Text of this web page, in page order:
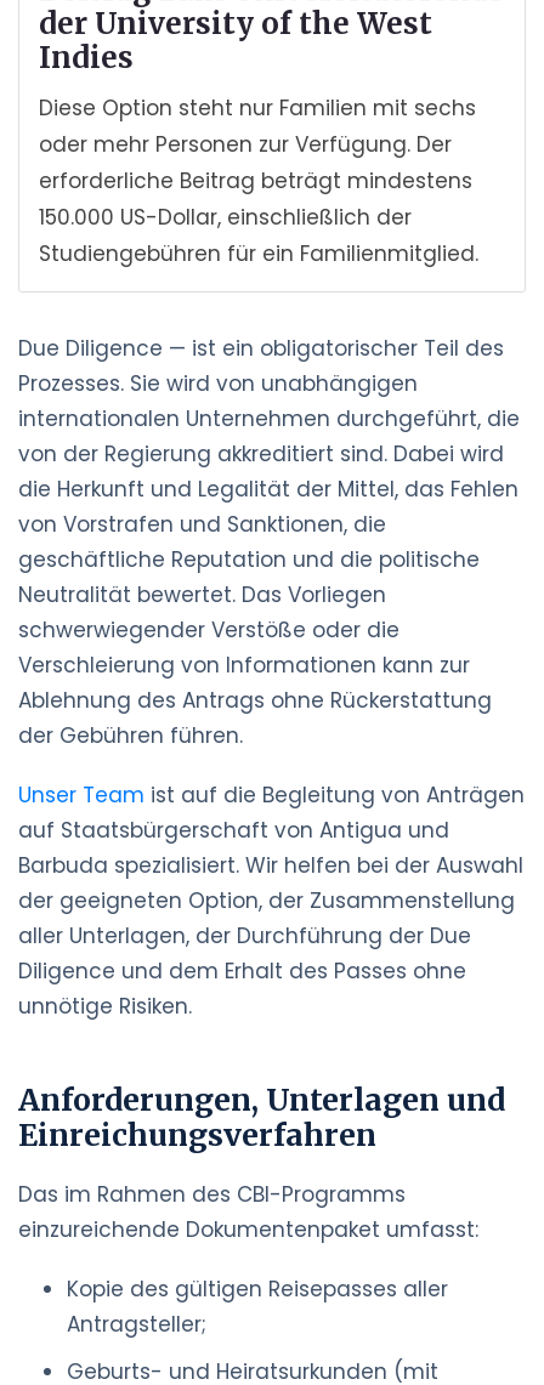
der University of the West
Indies
Diese Option steht nur Familien mit sechs
oder mehr Personen zur Verfügung. Der
erforderliche Beitrag beträgt mindestens
150.000 US-Dollar, einschließlich der
Studiengebühren für ein Familienmitglied.
Due Diligence — ist ein obligatorischer Teil des
Prozesses. Sie wird von unabhängigen
internationalen Unternehmen durchgeführt, die
von der Regierung akkreditiert sind. Dabei wird
die Herkunft und Legalität der Mittel, das Fehlen
von Vorstrafen und Sanktionen, die
geschäftliche Reputation und die politische
Neutralität bewertet. Das Vorliegen
schwerwiegender Verstöße oder die
Verschleierung von Informationen kann zur
Ablehnung des Antrags ohne Rückerstattung
der Gebühren führen.
Unser Team ist auf die Begleitung von Anträgen
auf Staatsbürgerschaft von Antigua und
Barbuda spezialisiert. Wir helfen bei der Auswahl
der geeigneten Option, der Zusammenstellung
aller Unterlagen, der Durchführung der Due
Diligence und dem Erhalt des Passes ohne
unnötige Risiken.
Anforderungen, Unterlagen und
Einreichungsverfahren
Das im Rahmen des CBI-Programms
einzureichende Dokumentenpaket umfasst:
Kopie des gültigen Reisepasses aller
Antragsteller;
Geburts- und Heiratsurkunden (mit